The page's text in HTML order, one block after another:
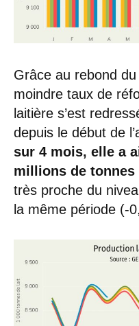
Grâce au rebond
moindre taux de
laitière s’est
depuis le début de
sur 4 mois, elle a
millions de tonnes
très proche du
la même période (-